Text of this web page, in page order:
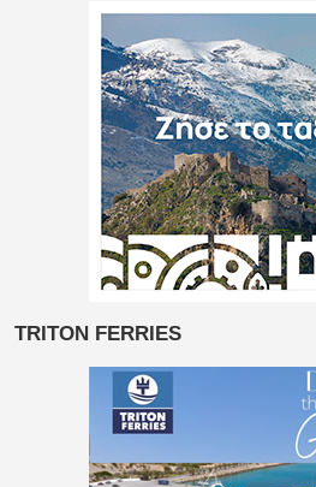
TRITON FERRIES